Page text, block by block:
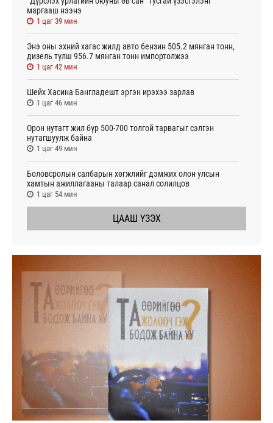
маргааш нээнэ
1 цаг 39 мин
Энэ оны эхний хагас жилд авто бензин 505.2 мянган тонн,
дизель түлш 956.7 мянган тонн импортолжээ
1 цаг 42 мин
Шейх Хасина Бангладешт эргэн ирэхээ зарлав
1 цаг 46 мин
Орон нутагт жил бүр 500-700 толгой тарвагыг сэлгэн
нутагшуулж байна
1 цаг 49 мин
Боловсролын салбарын хөгжлийг дэмжих олон улсын
хамтын ажиллагааны талаар санал солилцов
1 цаг 54 мин
ЦААШ ҮЗЭХ